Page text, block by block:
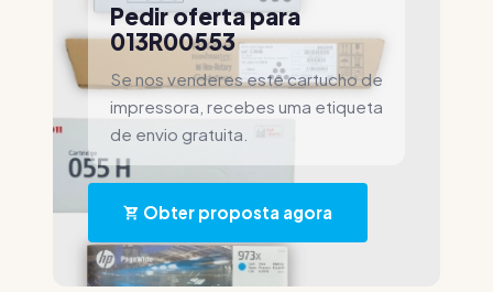
Pedir oferta para
013R00553
Se nos venderes este cartucho de
impressora, recebes uma etiqueta
de envio gratuita.
Obter proposta agora